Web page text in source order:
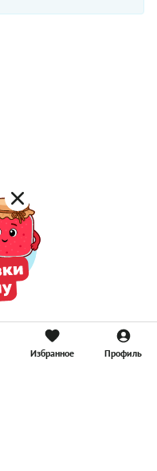
Избранное Профиль